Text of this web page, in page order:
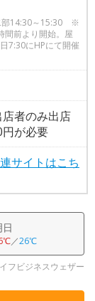
部14:30～15:30 ※
間前より開始。屋
7:30にHPにて開催
者のみ出店
が必要
サイトはこち
日
／26℃
フビジネスウェザー